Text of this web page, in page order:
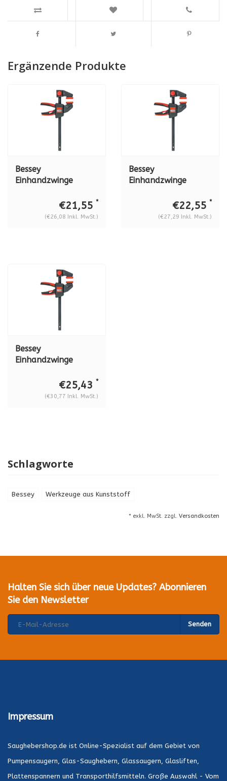
Ergänzende Produkte
Bessey
Einhandzwinge
€21,55 *
(€26,08 Inkl. MwSt.)
Bessey
Einhandzwinge
€22,55 *
(€27,29 Inkl. MwSt.)
Bessey
Einhandzwinge
€25,43 *
(€30,77 Inkl. MwSt.)
Schlagworte
Bessey Werkzeuge aus Kunststoff
* exkl. MwSt. zzgl. Versandkosten
Halten Sie sich über neue Updates? Abonnieren
Sie den Newsletter
Senden
Impressum
Saughebershop.de ist Online-Spezialist auf dem Gebiet von
Pumpensaugern, Glas-Saughebern, Glassaugern, Glasliften,
Plattenspannern und Transporthilfsmitteln. Große Auswahl - Vom